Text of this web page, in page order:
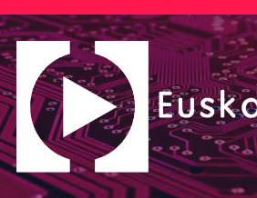
Saltar
al
contenido